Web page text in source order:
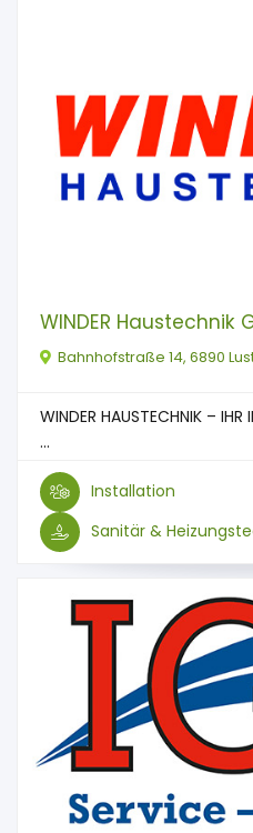
WINDER Haustechnik
Bahnhofstraße 14, 6890
WINDER HAUSTECHNIK – IHR
...
Installation
Sanitär &